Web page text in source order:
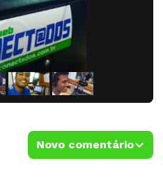
Novo comentário